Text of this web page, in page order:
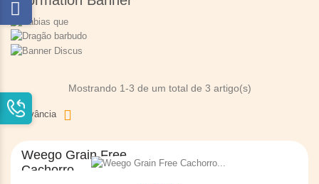
Relevância
Mostrando 1-3 de um total de 3 artigo(s)
Weego Grain Free
Cachorro...